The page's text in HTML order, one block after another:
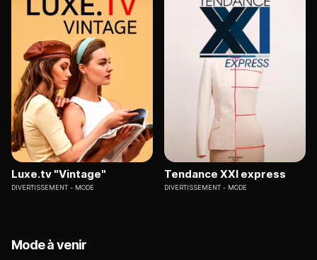
Luxe.tv "Vintage"
DIVERTISSEMENT MODE
Tendance XXI express
DIVERTISSEMENT MODE
Mode à venir